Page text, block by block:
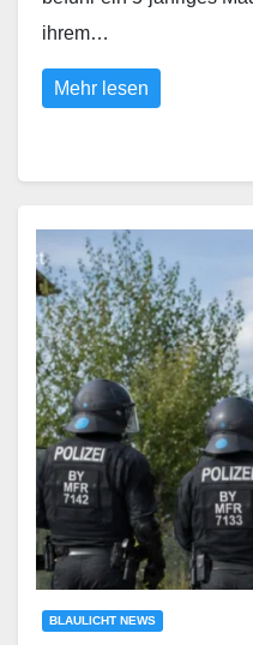
ihrem…
Mehr lesen
BLAULICHT NEWS